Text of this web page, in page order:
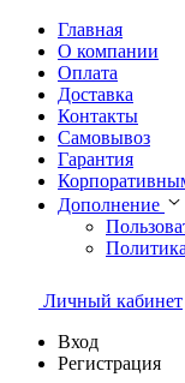
Главная
О компании
Оплата
Доставка
Контакты
Самовывоз
Гарантия
Дополнение
Личный кабинет
Вход
Регистрация